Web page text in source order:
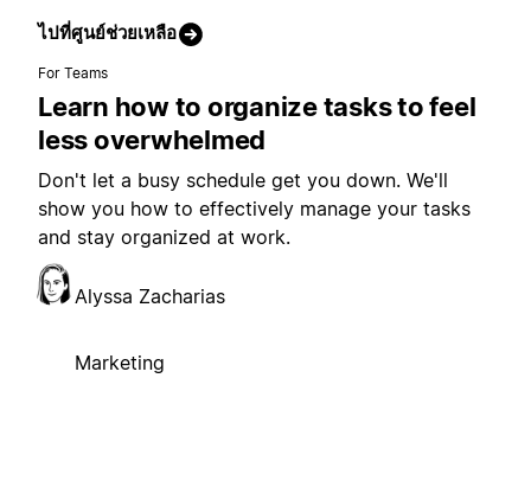
ไปที่ศูนย์ช่วยเหลือ
For Teams
Learn how to organize tasks to feel
less overwhelmed
Don't let a busy schedule get you down. We'll
show you how to effectively manage your tasks
and stay organized at work.
Alyssa Zacharias
Marketing